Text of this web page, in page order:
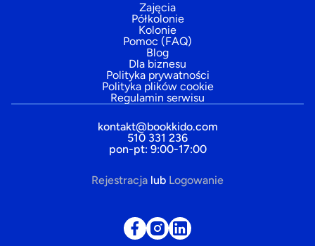
Zajęcia
Półkolonie
Kolonie
Pomoc (FAQ)
Blog
Dla biznesu
Polityka prywatności
Polityka plików cookie
Regulamin serwisu
kontakt@bookkido.com
510 331 236
pon-pt: 9:00-17:00
Rejestracja lub Logowanie